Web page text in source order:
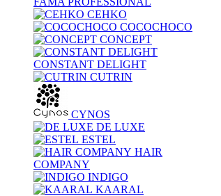
CEHKO
COCOCHOCO
CONCEPT
CONSTANT DELIGHT
CUTRIN
CYNOS
DE LUXE
ESTEL
HAIR
COMPANY
INDIGO
KAARAL